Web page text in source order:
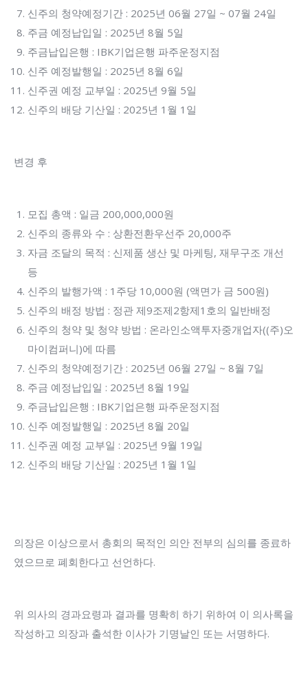
신주의 청약예정기간 : 2025년 06월 27일 ~ 07월 24일
주금 예정납입일 : 2025년 8월 5일
주금납입은행 : IBK기업은행 파주운정지점
신주 예정발행일 : 2025년 8월 6일
신주권 예정 교부일 : 2025년 9월 5일
신주의 배당 기산일 : 2025년 1월 1일
변경 후
모집 총액 : 일금 200,000,000원
신주의 종류와 수 : 상환전환우선주 20,000주
자금 조달의 목적 : 신제품 생산 및 마케팅, 재무구조 개선
등
신주의 발행가액 : 1주당 10,000원 (액면가 금 500원)
신주의 배정 방법 : 정관 제9조제2항제1호의 일반배정
신주의 청약 및 청약 방법 : 온라인소액투자중개업자((주)오
마이컴퍼니)에 따름
신주의 청약예정기간 : 2025년 06월 27일 ~ 8월 7일
주금 예정납입일 : 2025년 8월 19일
주금납입은행 : IBK기업은행 파주운정지점
신주 예정발행일 : 2025년 8월 20일
신주권 예정 교부일 : 2025년 9월 19일
신주의 배당 기산일 : 2025년 1월 1일
의장은 이상으로서 총회의 목적인 의안 전부의 심의를 종료하
였으므로 폐회한다고 선언하다.
위 의사의 경과요령과 결과를 명확히 하기 위하여 이 의사록을
작성하고 의장과 출석한 이사가 기명날인 또는 서명하다.